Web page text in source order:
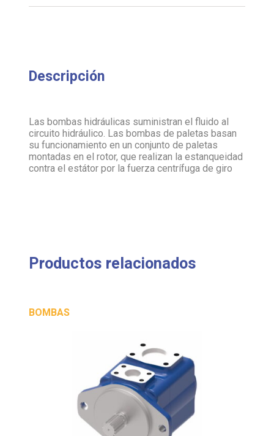
Descripción
Las bombas hidráulicas suministran el fluido al
circuito hidráulico. Las bombas de paletas basan
su funcionamiento en un conjunto de paletas
montadas en el rotor, que realizan la estanqueidad
contra el estátor por la fuerza centrífuga de giro
Productos relacionados
BOMBAS